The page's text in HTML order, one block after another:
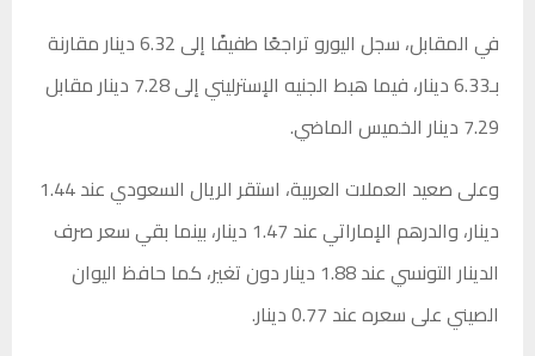
في المقابل، سجل اليورو تراجعًا طفيفًا إلى 6.32 دينار مقارنة
بـ6.33 دينار، فيما هبط الجنيه الإسترليني إلى 7.28 دينار مقابل
7.29 دينار الخميس الماضي.
وعلى صعيد العملات العربية، استقر الريال السعودي عند 1.44
دينار، والدرهم الإماراتي عند 1.47 دينار، بينما بقي سعر صرف
الدينار التونسي عند 1.88 دينار دون تغير، كما حافظ اليوان
الصيني على سعره عند 0.77 دينار.